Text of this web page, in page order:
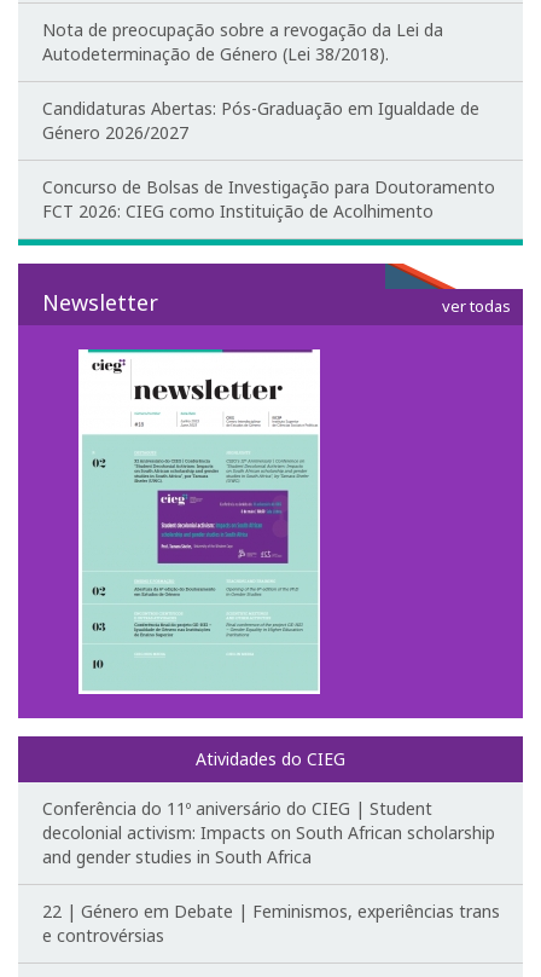
EDGE Lab
Equipamentos
Nota de preocupação sobre a revogação da Lei da
Autodeterminação de Género (Lei 38/2018).
Candidaturas Abertas: Pós-Graduação em Igualdade de
Género 2026/2027
Concurso de Bolsas de Investigação para Doutoramento
FCT 2026: CIEG como Instituição de Acolhimento
Newsletter ver todas
Atividades do CIEG
Conferência do 11º aniversário do CIEG | Student
decolonial activism: Impacts on South African scholarship
and gender studies in South Africa
22 | Género em Debate | Feminismos, experiências trans
e controvérsias